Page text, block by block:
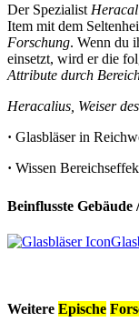
Der Spezialist
Item mit dem
Forschung. Wenn du
einsetzt, wird er die
Attribute durch
Heracalius, Weiser
· Glasbläser in
· Wissen
Beinflusste Gebäude
Weitere Epische